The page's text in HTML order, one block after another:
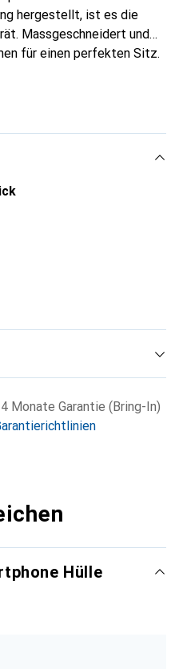
hergestellt, ist es die
Massgeschneidert und
für einen perfekten Sitz.
ist international für ihre
Monate Garantie (Bring-In)
Hülle